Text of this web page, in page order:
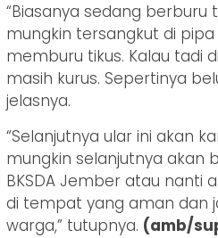
“Biasanya sedang berburu
mungkin tersangkut di
memburu tikus. Kalau tadi
masih kurus. Sepertinya
jelasnya.
“Selanjutnya ular ini akan
mungkin selanjutnya akan
BKSDA Jember atau nanti
di tempat yang aman dan
warga,” tutupnya. (amb/